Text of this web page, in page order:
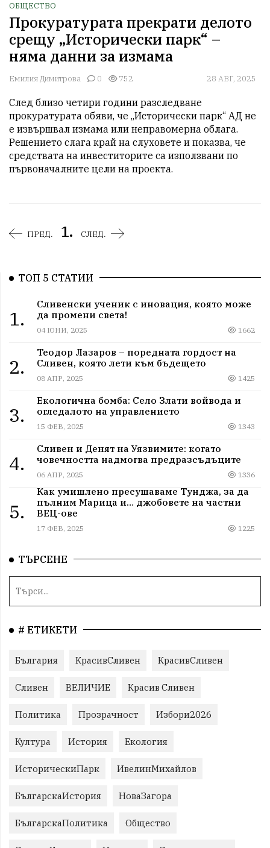
ОБЩЕСТВО
Прокуратурата прекрати делото
срещу „Исторически парк“ –
няма данни за измама
Емилия Димитрова 0 752 28 АВГ, 2025
След близо четири години разследване
прокуратурата обяви, че „Исторически парк“ АД не
е извършвал измама или неправомерна облага.
Решението слага край на слуховете и показва, че
средствата на инвеститорите са използвани по
първоначалните цели на проекта.
ПРЕД. 1. СЛЕД.
ТОП 5 СТАТИИ
1.
Сливенски ученик с иновация, която може
да промени света!
04 ЮНИ, 2025 1662
2.
Теодор Лазаров – поредната гордост на
Сливен, която лети към бъдещето
08 АПР, 2025 1425
3.
Екологична бомба: Село Злати войвода и
огледалото на управлението
15 ФЕВ, 2025 1343
4.
Сливен и Денят на Уязвимите: когато
човечността надмогва предразсъдъците
06 АПР, 2025 1336
5.
Как умишлено пресушаваме Тунджа, за да
пълним Марица и… джобовете на частни
ВЕЦ-ове
17 ФЕВ, 2025 1225
ТЪРСЕНЕ
# ЕТИКЕТИ
България КрасивСливен КрасивСливен
Сливен ВЕЛИЧИЕ Красив Сливен
Политика Прозрачност Избори2026
Култура История Екология
ИсторическиПарк ИвелинМихайлов
БългарскаИстория НоваЗагора
БългарскаПолитика Общество